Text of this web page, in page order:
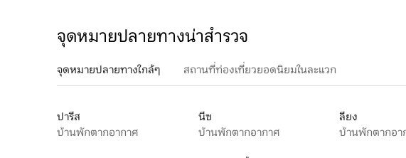
จุดหมายปลายทางน่าสำรวจ
จุดหมายปลายทางใกล้ๆ สถานที่ท่องเที่ยวยอดนิยมในละแวก
ปารีส
บ้านพักตากอากาศ
นีซ
บ้านพักตากอากาศ
ลียง
บ้านพักตากอา